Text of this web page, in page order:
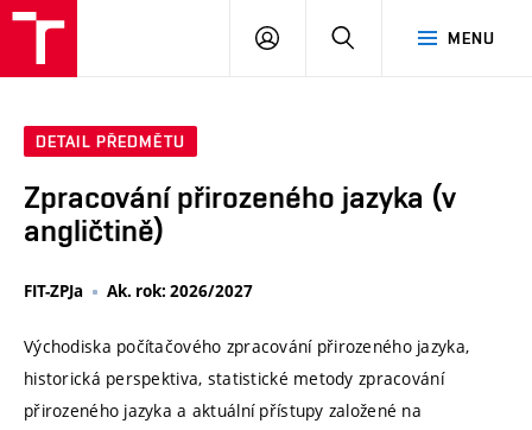
MENU
PŘIHLÁSIT
DETAIL PŘEDMĚTU
Zpracování přirozeného jazyka (v
angličtině)
FIT-ZPJa Ak. rok: 2026/2027
Východiska počítačového zpracování přirozeného jazyka,
historická perspektiva, statistické metody zpracování
přirozeného jazyka a aktuální přístupy založené na